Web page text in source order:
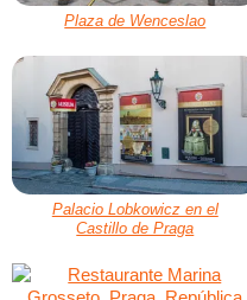
Plaza de Wenceslao
Palacio Lobkowicz en el
Castillo de Praga